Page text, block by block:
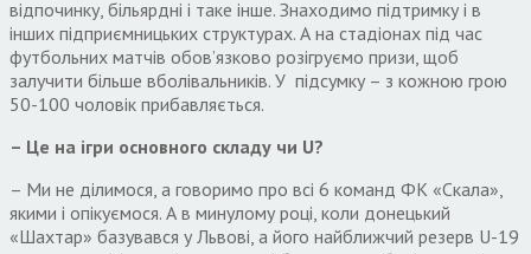
відпочинку, більярдні і таке інше. Знаходимо підтримку і в
інших підприємницьких структурах. А на стадіонах під час
футбольних матчів обов’язково розігруємо призи, щоб
залучити більше вболівальників. У підсумку – з кожною грою
50-100 чоловік прибавляється.
– Це на ігри основного складу чи U?
– Ми не ділимося, а говоримо про всі 6 команд ФК «Скала»,
якими і опікуємося. А в минулому році, коли донецький
«Шахтар» базувався у Львові, а його найближчий резерв U-19